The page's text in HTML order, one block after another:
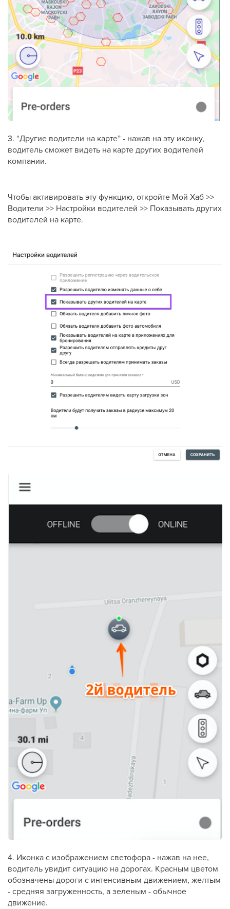
3. “Другие водители на карте” - нажав на эту иконку,
водитель сможет видеть на карте других водителей
компании.
Чтобы активировать эту функцию, откройте Мой Хаб >>
Водители >> Настройки водителей >> Показывать других
водителей на карте.
4. Иконка с изображением светофора - нажав на нее,
водитель увидит ситуацию на дорогах. Красным цветом
обозначены дороги с интенсивным движением, желтым
- средняя загруженность, а зеленым - обычное
движение.